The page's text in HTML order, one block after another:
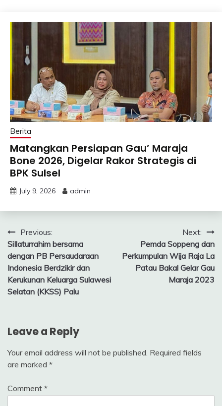
Berita
Matangkan Persiapan Gau’ Maraja
Bone 2026, Digelar Rakor Strategis di
BPK Sulsel
July 9, 2026 admin
Post
navigation
Previous:
SiIlaturrahim bersama
dengan PB Persaudaraan
Indonesia Berdzikir dan
Kerukunan Keluarga Sulawesi
Selatan (KKSS) Palu
Next:
Pemda Soppeng dan
Perkumpulan Wija Raja La
Patau Bakal Gelar Gau
Maraja 2023
Leave a Reply
Your email address will not be published. Required fields
are marked *
Comment *